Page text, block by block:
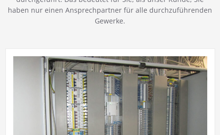
haben nur einen Ansprechpartner für alle durchzuführenden
Gewerke.